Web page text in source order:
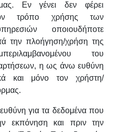
Εν γένει δεν φέρει
τρόπο χρήσης των
οποιουδήποτε
την πλοήγηση/χρήση της
του
η ως άνω ευθύνη
και μόνο τον χρήστη/
για τα δεδομένα που
εκπόνηση και πριν την